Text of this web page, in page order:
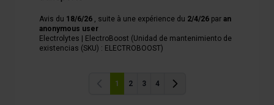
Avis du 18/6/26 , suite à une expérience du 2/4/26 par an
anonymous user
Electrolytes | ElectroBoost (Unidad de mantenimiento de
existencias (SKU) : ELECTROBOOST)
Anterior
1 2 3 4
Anterior